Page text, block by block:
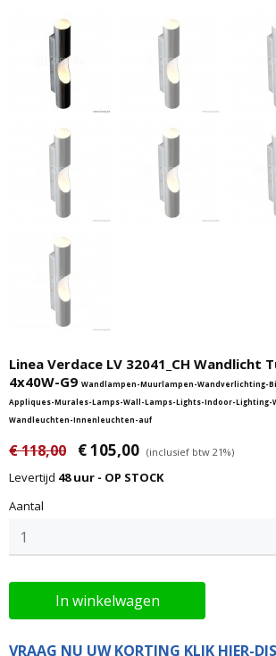
Linea Verdace LV 32041_CH Wandlicht
4x40W-G9 Wandlampen-Muurlampen-Wandverlichting-
Appliques-Murales-Lamps-Wall-Lamps-Lights-Indoor-Lighting-
Wandleuchten-Innenleuchten-auf
€ 118,00 € 105,00 (inclusief btw 21%)
Levertijd 48 uur - OP STOCK
Aantal
In winkelwagen
VRAAG NU UW KORTING KLIK HIER-